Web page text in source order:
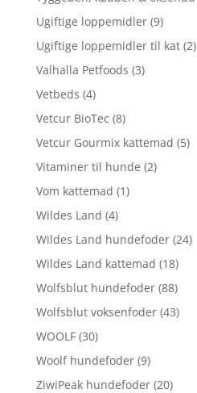
Ugiftige loppemidler (9)
Ugiftige loppemidler til kat (2)
Valhalla Petfoods (3)
Vetbeds (4)
Vetcur BioTec (8)
Vetcur Gourmix kattemad (5)
Vitaminer til hunde (2)
Vom kattemad (1)
Wildes Land (4)
Wildes Land hundefoder (24)
Wildes Land kattemad (18)
Wolfsblut hundefoder (88)
Wolfsblut voksenfoder (43)
WOOLF (30)
Woolf hundefoder (9)
ZiwiPeak hundefoder (20)